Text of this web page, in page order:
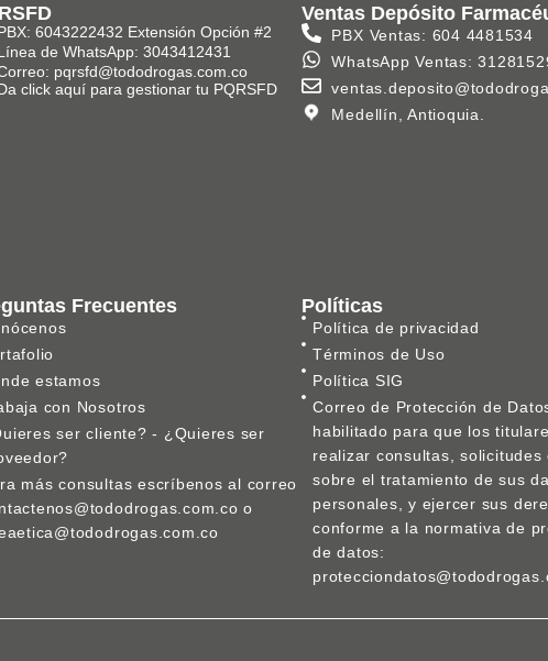
6043222432 Extensión Opción #2
de WhatsApp: 3043412431
pqrsfd@tododrogas.com.co
click aquí para gestionar tu PQRSFD
Ventas Depósito
PBX Ventas: 604 4481534
WhatsApp Ventas:
Medellín, Antioquia.
Frecuentes
estamos
con Nosotros
ser cliente? - ¿Quieres ser
más consultas escríbenos al correo
o
Políticas
Política de privacidad
Términos de Uso
Política SIG
Correo de Protección de
habilitado para que los
realizar consultas, solicitudes
sobre el tratamiento de sus
personales, y ejercer sus
conforme a la normativa de
de datos: